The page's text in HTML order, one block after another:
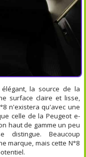
la source de la
surface claire et lisse,
n'existera qu'avec une
celle de la Peugeot e-
haut de gamme un peu
Beaucoup
marque, mais cette N°8